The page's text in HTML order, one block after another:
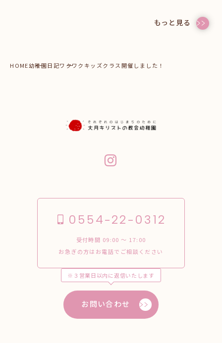
もっと見る
HOME幼稚園日記ワクワクキッズクラス開催しました！
0554-22-0312
受付時間 09:00 〜 17:00
お急ぎの方はお電話でご相談ください
※３営業日以内に返信いたします
お問い合わせ